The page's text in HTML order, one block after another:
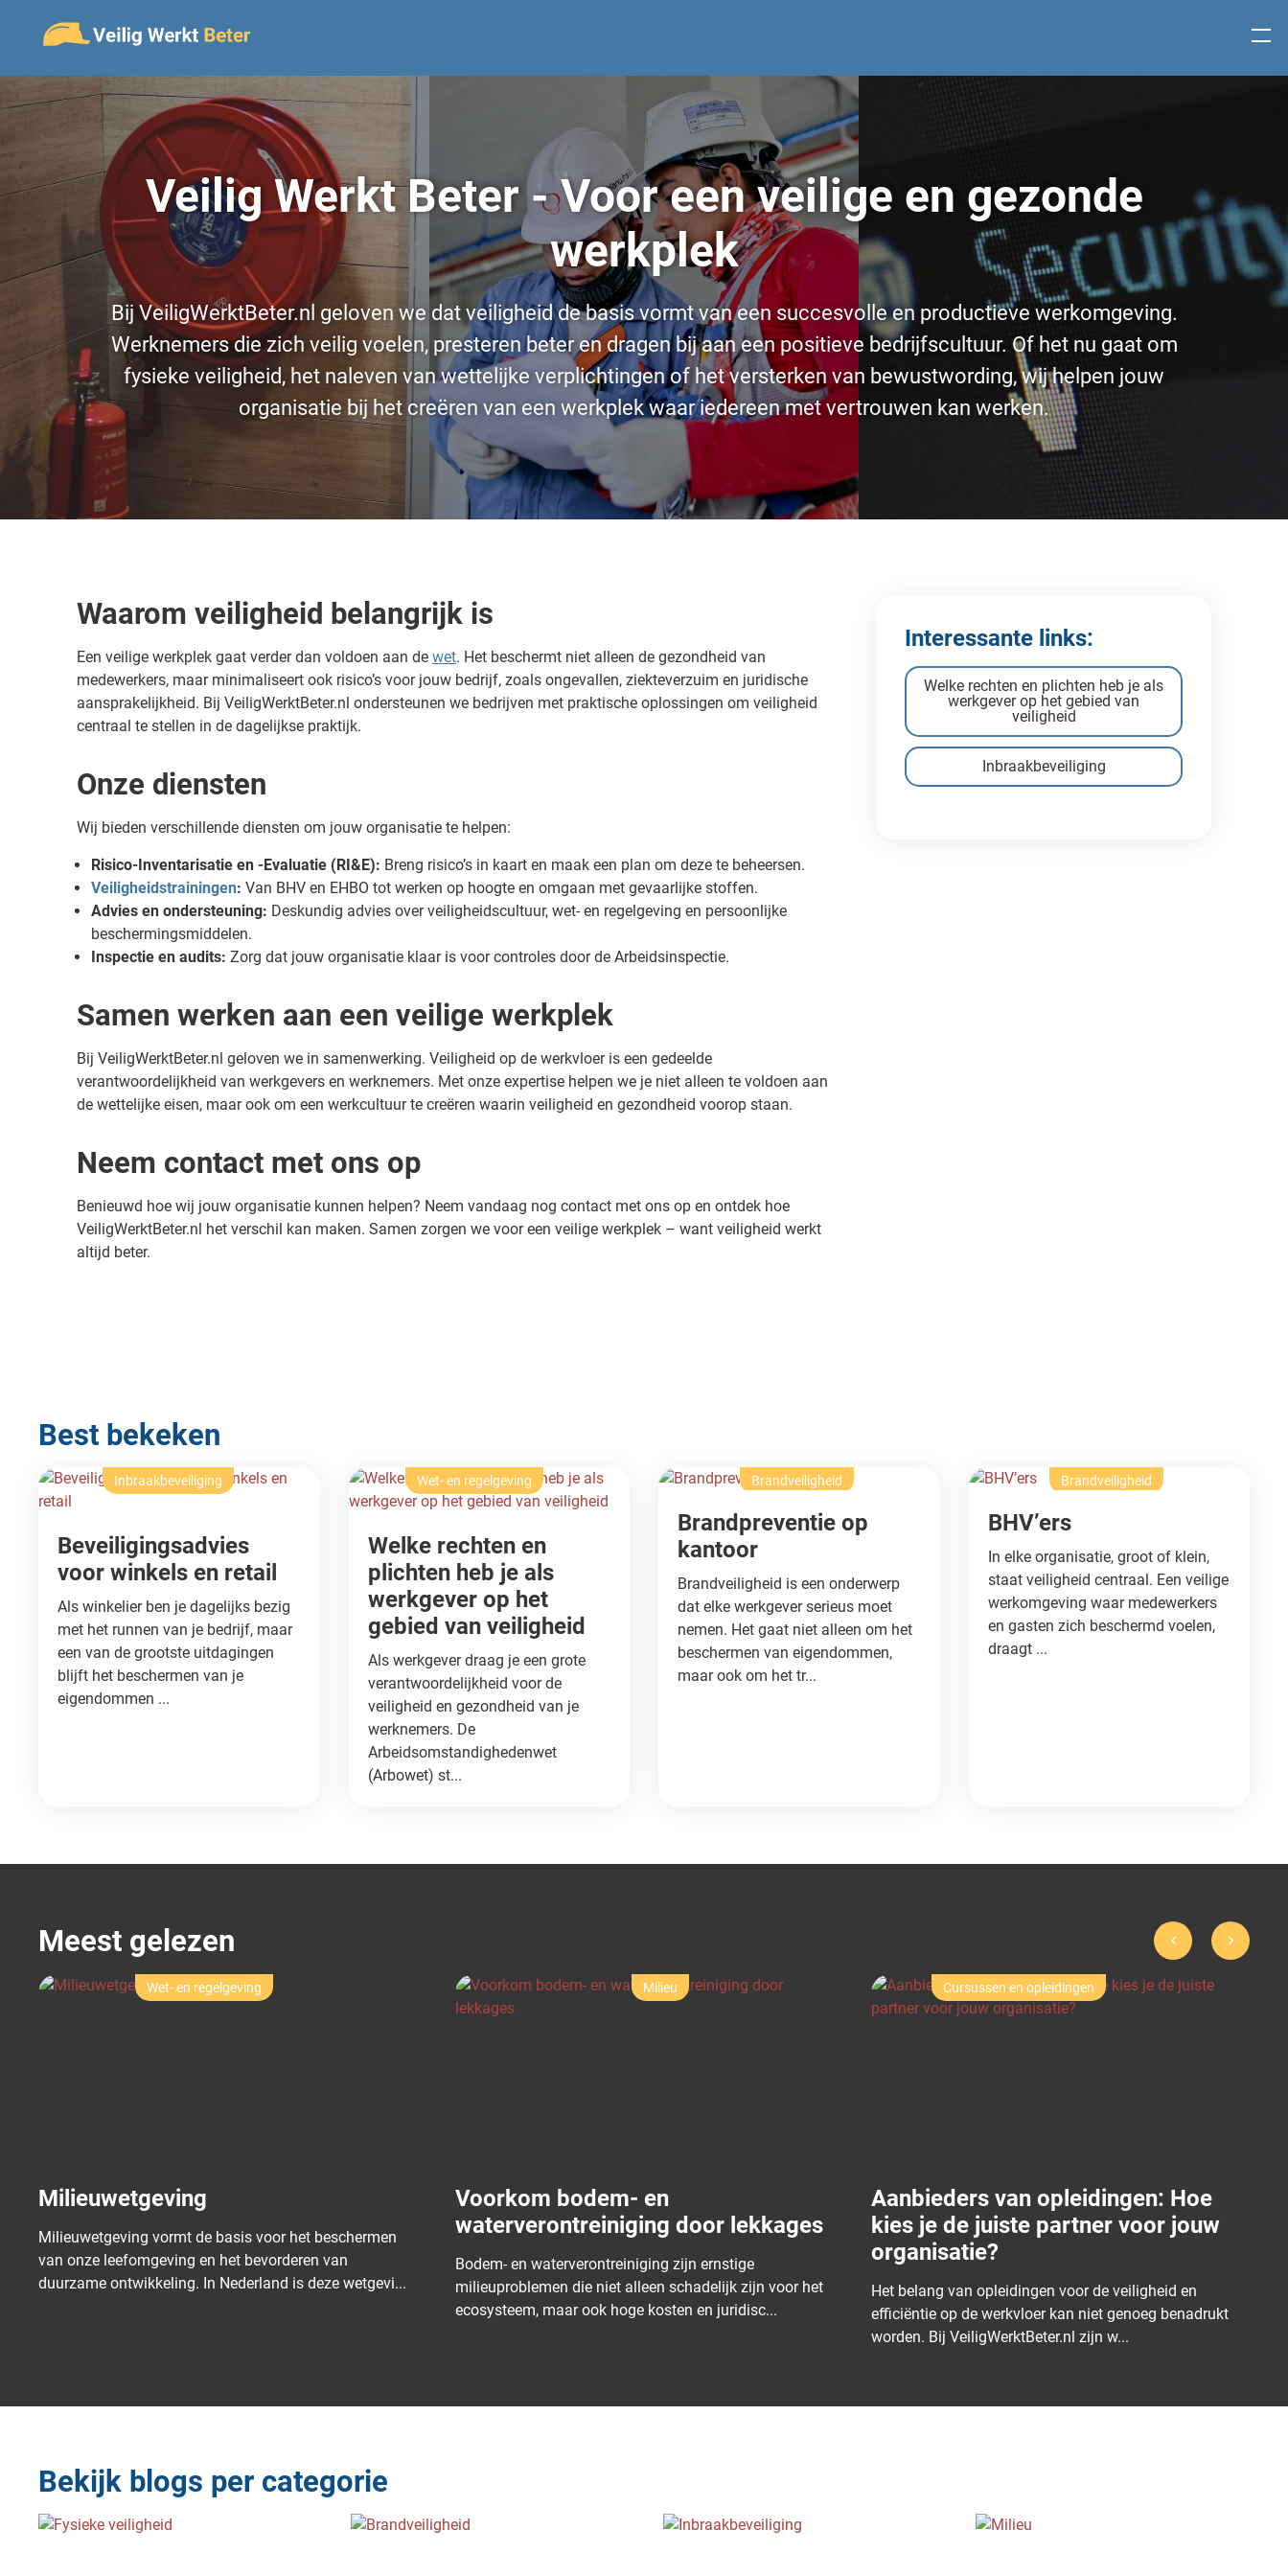
Veilig Werkt Beter - Voor een veilige en gezonde
werkplek
Bij VeiligWerktBeter.nl geloven we dat veiligheid de basis vormt van een succesvolle en productieve werkomgeving.
Werknemers die zich veilig voelen, presteren beter en dragen bij aan een positieve bedrijfscultuur. Of het nu gaat om
fysieke veiligheid, het naleven van wettelijke verplichtingen of het versterken van bewustwording, wij helpen jouw
organisatie bij het creëren van een werkplek waar iedereen met vertrouwen kan werken.
Waarom veiligheid belangrijk is
Een veilige werkplek gaat verder dan voldoen aan de wet. Het beschermt niet alleen de gezondheid van
medewerkers, maar minimaliseert ook risico’s voor jouw bedrijf, zoals ongevallen, ziekteverzuim en juridische
aansprakelijkheid. Bij VeiligWerktBeter.nl ondersteunen we bedrijven met praktische oplossingen om veiligheid
centraal te stellen in de dagelijkse praktijk.
Onze diensten
Wij bieden verschillende diensten om jouw organisatie te helpen:
Risico-Inventarisatie en -Evaluatie (RI&E): Breng risico’s in kaart en maak een plan om deze te beheersen.
Veiligheidstrainingen: Van BHV en EHBO tot werken op hoogte en omgaan met gevaarlijke stoffen.
Advies en ondersteuning: Deskundig advies over veiligheidscultuur, wet- en regelgeving en persoonlijke
beschermingsmiddelen.
Inspectie en audits: Zorg dat jouw organisatie klaar is voor controles door de Arbeidsinspectie.
Samen werken aan een veilige werkplek
Bij VeiligWerktBeter.nl geloven we in samenwerking. Veiligheid op de werkvloer is een gedeelde
verantwoordelijkheid van werkgevers en werknemers. Met onze expertise helpen we je niet alleen te voldoen aan
de wettelijke eisen, maar ook om een werkcultuur te creëren waarin veiligheid en gezondheid voorop staan.
Neem contact met ons op
Benieuwd hoe wij jouw organisatie kunnen helpen? Neem vandaag nog contact met ons op en ontdek hoe
VeiligWerktBeter.nl het verschil kan maken. Samen zorgen we voor een veilige werkplek – want veiligheid werkt
altijd beter.
Interessante links:
Welke rechten en plichten heb je als
werkgever op het gebied van
veiligheid
Inbraakbeveiliging
Best bekeken
Inbraakbeveiliging
Beveiligingsadvies
voor winkels en retail
Als winkelier ben je dagelijks bezig
met het runnen van je bedrijf, maar
een van de grootste uitdagingen
blijft het beschermen van je
eigendommen ...
Wet- en regelgeving
Welke rechten en
plichten heb je als
werkgever op het
gebied van veiligheid
Als werkgever draag je een grote
verantwoordelijkheid voor de
veiligheid en gezondheid van je
werknemers. De
Arbeidsomstandighedenwet
(Arbowet) st...
Brandveiligheid
Brandpreventie op
kantoor
Brandveiligheid is een onderwerp
dat elke werkgever serieus moet
nemen. Het gaat niet alleen om het
beschermen van eigendommen,
maar ook om het tr...
Brandveiligheid
BHV’ers
In elke organisatie, groot of klein,
staat veiligheid centraal. Een veilige
werkomgeving waar medewerkers
en gasten zich beschermd voelen,
draagt ...
Meest gelezen
Milieu
Voorkom bodem- en
waterverontreiniging door lekkages
Bodem- en waterverontreiniging zijn ernstige
milieuproblemen die niet alleen schadelijk zijn voor het
Cursussen en opleidingen
Aanbieders van opleidingen: Hoe
kies je de juiste partner voor jouw
organisatie?
Het belang van opleidingen voor de veiligheid en
efficiëntie op de werkvloer kan niet genoeg benadrukt
Wet- en regelgeving
Wat zijn de eisen voor het opslaan
van gevaarlijke stoffen
Het opslaan van gevaarlijke stoffen is een
verantwoordelijkheid die vraagt om uiterste
zorgvuldigheid. Deze stoffen kunnen een groot risico
vormen...
Bekijk blogs per categorie